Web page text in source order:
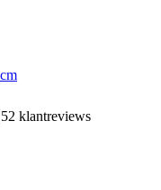
klantreviews